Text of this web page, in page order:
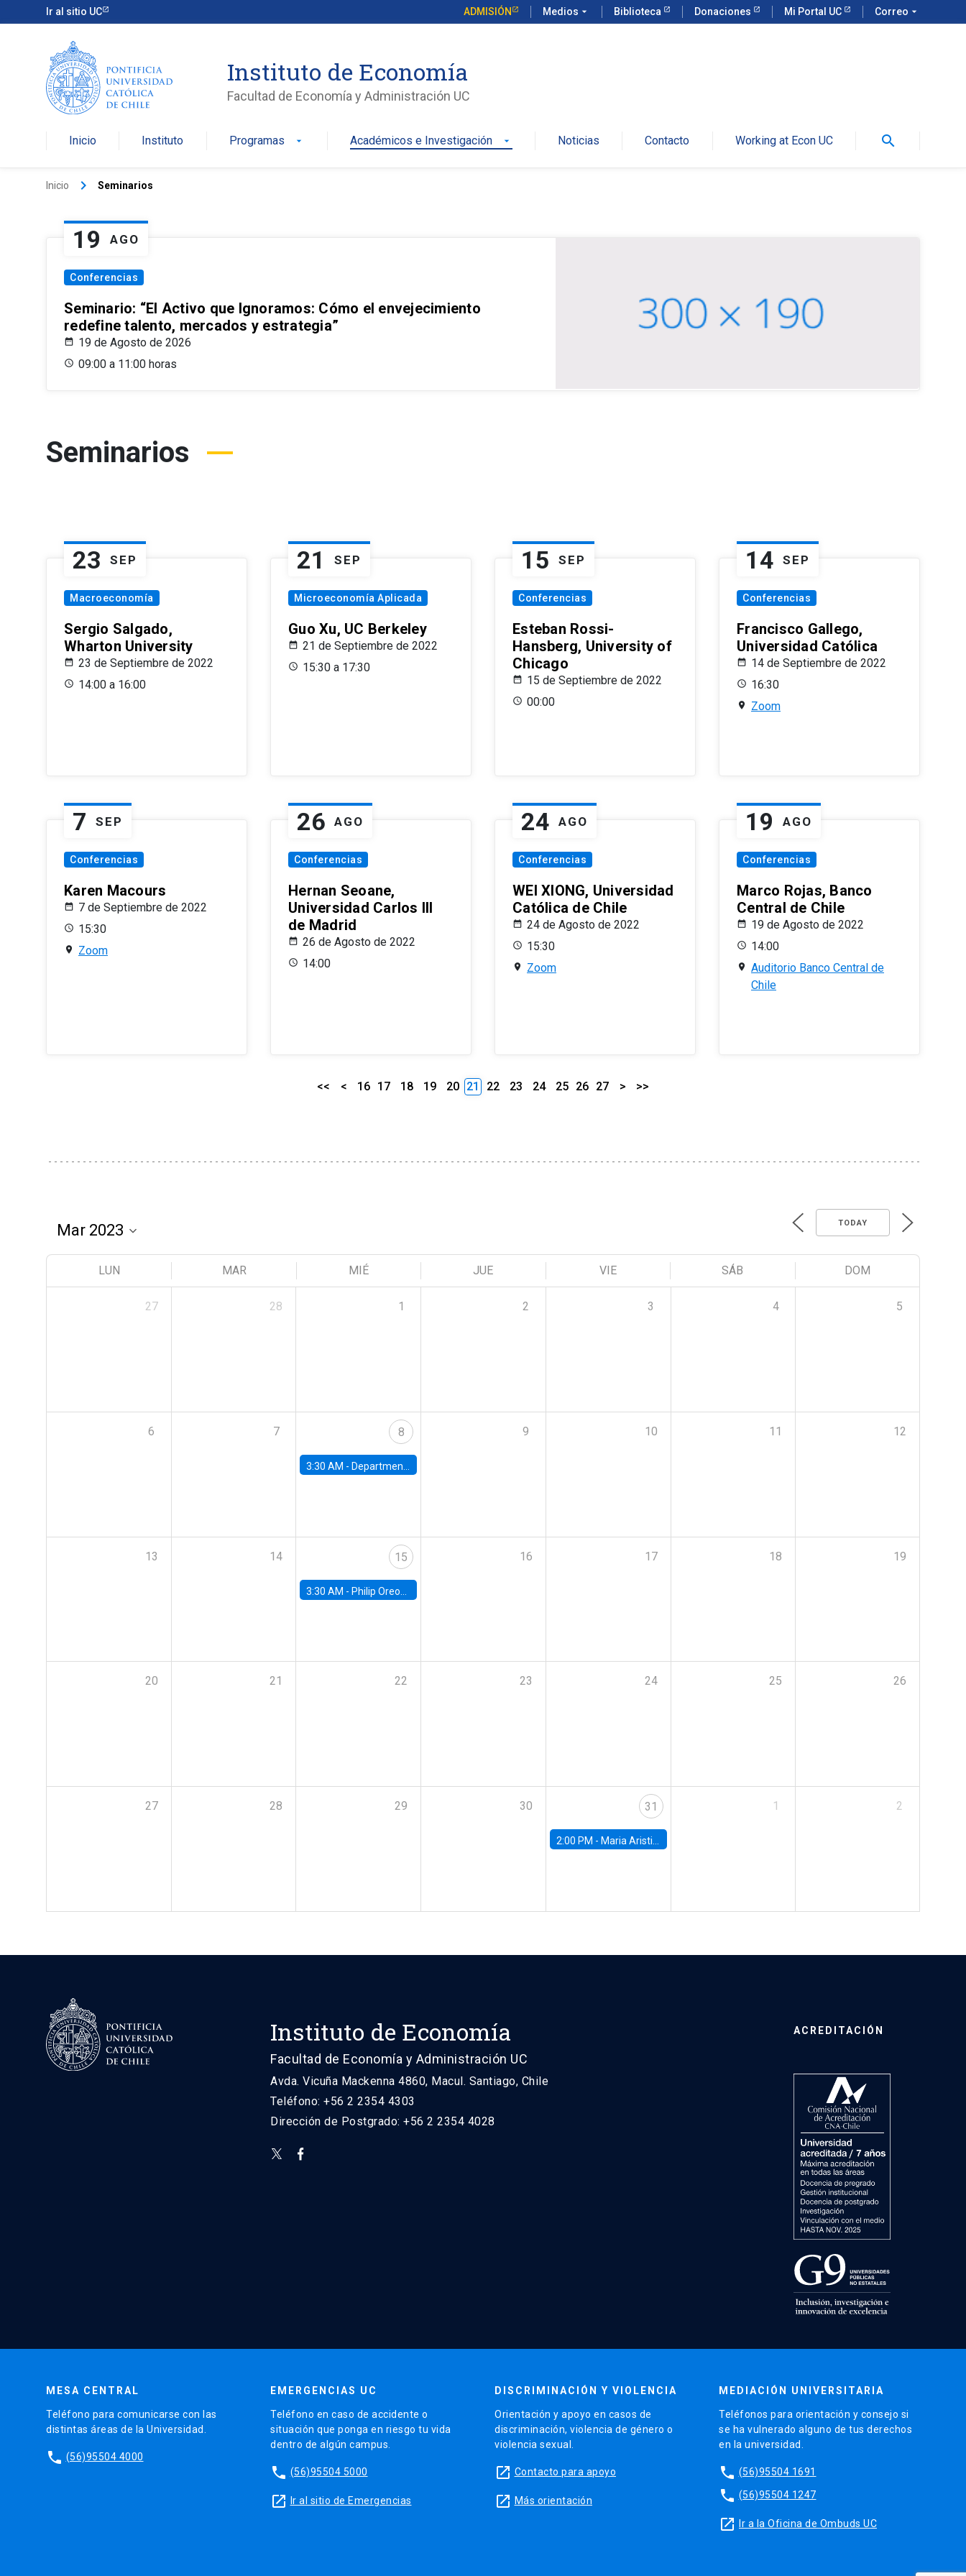
Ir al sitio UC ADMISIÓN Medios arrow_drop_down Biblioteca Donaciones Mi Portal UC Correo arrow_drop_down
Instituto de Economía
Facultad de Economía y Administración UC
Inicio Instituto Programas arrow_drop_down Académicos e Investigación arrow_drop_down Noticias Contacto Working at Econ UC search
Inicio keyboard_arrow_right Seminarios
19 AGO
Conferencias
Seminario: “El Activo que Ignoramos: Cómo el envejecimiento
redefine talento, mercados y estrategia”
19 de Agosto de 2026
09:00 a 11:00 horas
Seminarios
23 SEP
Macroeconomía
Sergio Salgado,
Wharton University
23 de Septiembre de 2022
14:00 a 16:00
21 SEP
Microeconomía Aplicada
Guo Xu, UC Berkeley
21 de Septiembre de 2022
15:30 a 17:30
15 SEP
Conferencias
Esteban Rossi-
Hansberg, University of
Chicago
15 de Septiembre de 2022
00:00
14 SEP
Conferencias
Francisco Gallego,
Universidad Católica
14 de Septiembre de 2022
16:30
Zoom
7 SEP
Conferencias
Karen Macours
7 de Septiembre de 2022
15:30
Zoom
26 AGO
Conferencias
Hernan Seoane,
Universidad Carlos III
de Madrid
26 de Agosto de 2022
14:00
24 AGO
Conferencias
WEI XIONG, Universidad
Católica de Chile
24 de Agosto de 2022
15:30
Zoom
19 AGO
Conferencias
Marco Rojas, Banco
Central de Chile
19 de Agosto de 2022
14:00
Auditorio Banco Central de
Chile
<< < 16 17 18 19 20 21 22 23 24 25 26 27 > >>
TODAY
LUN MAR MIÉ JUE VIE SÁB DOM
27 28 1 2 3 4 5
6 7 8
3:30 AM - Department Seminar: James Robinson
9 10 11 12
13 14 15
3:30 AM - Philip Oreopolous, University of Toronto
16 17 18 19
20 21 22 23 24 25 26
27 28 29 30 31
2:00 PM - Maria Aristizabal-Ramirez, FED Board
1 2
Instituto de Economía
Facultad de Economía y Administración UC
Avda. Vicuña Mackenna 4860, Macul. Santiago, Chile
Teléfono: +56 2 2354 4303
Dirección de Postgrado: +56 2 2354 4028
ACREDITACIÓN
MESA CENTRAL
Teléfono para comunicarse con las
distintas áreas de la Universidad.
phone (56)95504 4000
EMERGENCIAS UC
Teléfono en caso de accidente o
situación que ponga en riesgo tu vida
dentro de algún campus.
phone (56)95504 5000
launch Ir al sitio de Emergencias
DISCRIMINACIÓN Y VIOLENCIA
Orientación y apoyo en casos de
discriminación, violencia de género o
violencia sexual.
launch Contacto para apoyo
launch Más orientación
MEDIACIÓN UNIVERSITARIA
Teléfonos para orientación y consejo si
se ha vulnerado alguno de tus derechos
en la universidad.
phone (56)95504 1691
phone (56)95504 1247
launch Ir a la Oficina de Ombuds UC